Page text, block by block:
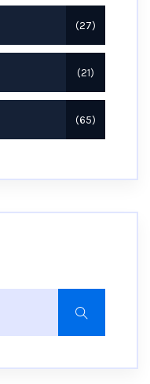
27
21
65